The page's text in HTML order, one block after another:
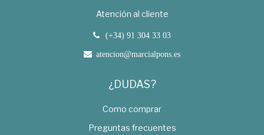
Atención al cliente
(+34) 91 304 33 03
atencion@marcialpons.es
¿DUDAS?
Como comprar
Preguntas frecuentes